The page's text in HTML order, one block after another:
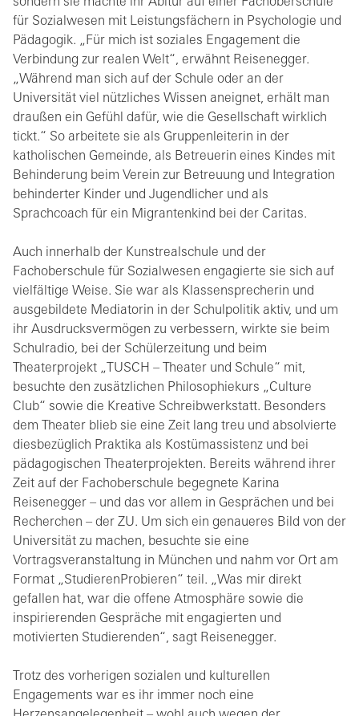
sondern sie machte ihr Abitur auf einer Fachoberschule
für Sozialwesen mit Leistungsfächern in Psychologie und
Pädagogik. „Für mich ist soziales Engagement die
Verbindung zur realen Welt“, erwähnt Reisenegger.
„Während man sich auf der Schule oder an der
Universität viel nützliches Wissen aneignet, erhält man
draußen ein Gefühl dafür, wie die Gesellschaft wirklich
tickt.“ So arbeitete sie als Gruppenleiterin in der
katholischen Gemeinde, als Betreuerin eines Kindes mit
Behinderung beim Verein zur Betreuung und Integration
behinderter Kinder und Jugendlicher und als
Sprachcoach für ein Migrantenkind bei der Caritas.
Auch innerhalb der Kunstrealschule und der
Fachoberschule für Sozialwesen engagierte sie sich auf
vielfältige Weise. Sie war als Klassensprecherin und
ausgebildete Mediatorin in der Schulpolitik aktiv, und um
ihr Ausdrucksvermögen zu verbessern, wirkte sie beim
Schulradio, bei der Schülerzeitung und beim
Theaterprojekt „TUSCH – Theater und Schule“ mit,
besuchte den zusätzlichen Philosophiekurs „Culture
Club“ sowie die Kreative Schreibwerkstatt. Besonders
dem Theater blieb sie eine Zeit lang treu und absolvierte
diesbezüglich Praktika als Kostümassistenz und bei
pädagogischen Theaterprojekten. Bereits während ihrer
Zeit auf der Fachoberschule begegnete Karina
Reisenegger – und das vor allem in Gesprächen und bei
Recherchen – der ZU. Um sich ein genaueres Bild von der
Universität zu machen, besuchte sie eine
Vortragsveranstaltung in München und nahm vor Ort am
Format „StudierenProbieren“ teil. „Was mir direkt
gefallen hat, war die offene Atmosphäre sowie die
inspirierenden Gespräche mit engagierten und
motivierten Studierenden“, sagt Reisenegger.
Trotz des vorherigen sozialen und kulturellen
Engagements war es ihr immer noch eine